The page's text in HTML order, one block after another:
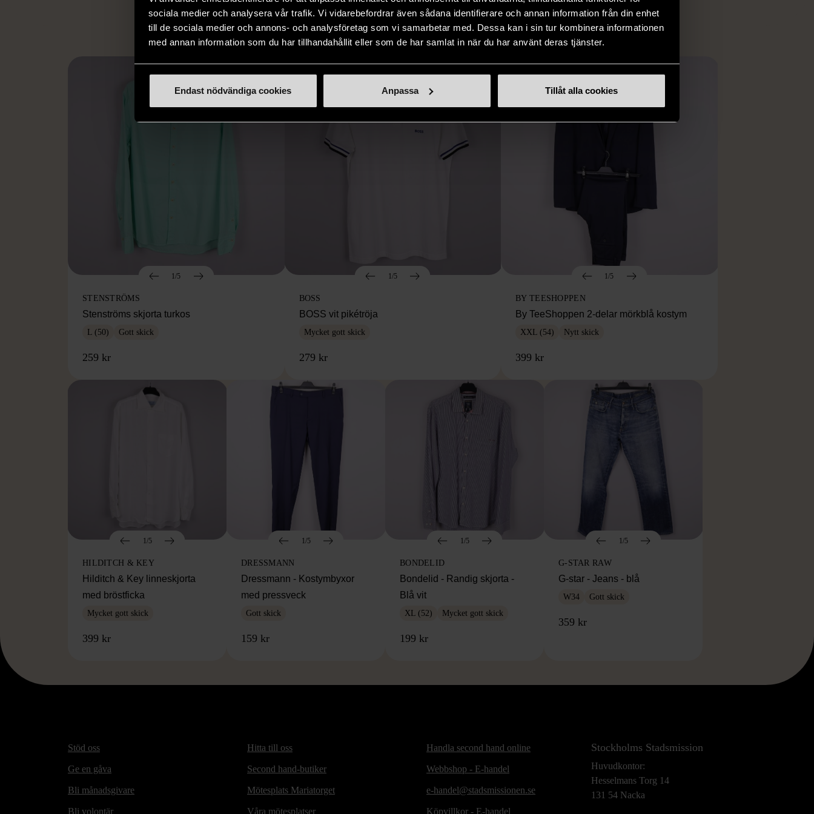
sociala medier och analysera vår trafik. Vi vidarebefordrar även sådana identifierare och annan information från din enhet
till de sociala medier och annons- och analysföretag som vi samarbetar med. Dessa kan i sin tur kombinera informationen
med annan information som du har tillhandahållit eller som de har samlat in när du har använt deras tjänster.
Endast nödvändiga cookies Anpassa Tillåt alla cookies
Hitta produkter som påminner om denna
1/5
STENSTRÖMS
Stenströms skjorta turkos
L (50) Gott skick
259 kr
1/5
BOSS
BOSS vit pikétröja
Mycket gott skick
279 kr
1/5
BY TEESHOPPEN
By TeeShoppen 2-delar mörkblå kostym
XXL (54) Nytt skick
399 kr
1/5
HILDITCH & KEY
Hilditch & Key linneskjorta
med bröstficka
Mycket gott skick
399 kr
1/5
DRESSMANN
Dressmann - Kostymbyxor
med pressveck
Gott skick
159 kr
1/5
BONDELID
Bondelid - Randig skjorta -
Blå vit
XL (52) Mycket gott skick
199 kr
1/5
G-STAR RAW
G-star - Jeans - blå
W34 Gott skick
359 kr
Stöd oss
Ge en gåva
Bli månadsgivare
Bli volontär
Hitta till oss
Second hand-butiker
Mötesplats Mariatorget
Våra mötesplatser
Handla second hand online
Webbshop - E-handel
e-handel@stadsmissionen.se
Köpvillkor - E-handel
Stockholms Stadsmission
Huvudkontor:
Hesselmans Torg 14
131 54 Nacka